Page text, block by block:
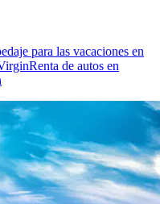
para las vacaciones en
Renta de autos en